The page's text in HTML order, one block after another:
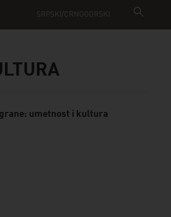
SRPSKI/CRNOGORSKI
umetnost i kultura